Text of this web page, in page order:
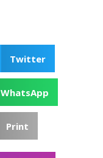
Twitter
WhatsApp
Print